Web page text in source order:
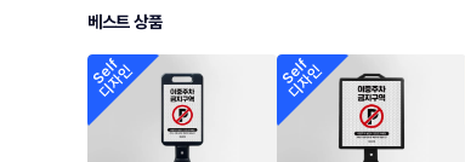
베스트 상품